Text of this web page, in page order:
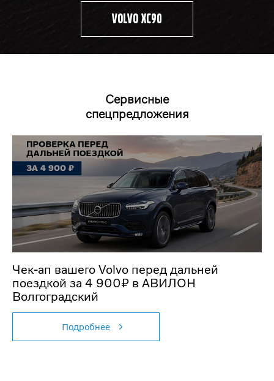
Volvo ХС90
Сервисные
спецпредложения
Чек‑ап вашего Volvo перед дальней
поездкой за 4 900₽ в АВИЛОН
Волгоградский
Подробнее